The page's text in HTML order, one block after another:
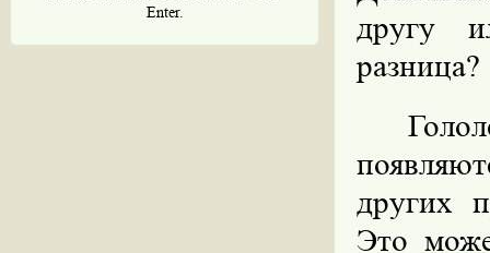
Enter.
другу
разница?
других
Это